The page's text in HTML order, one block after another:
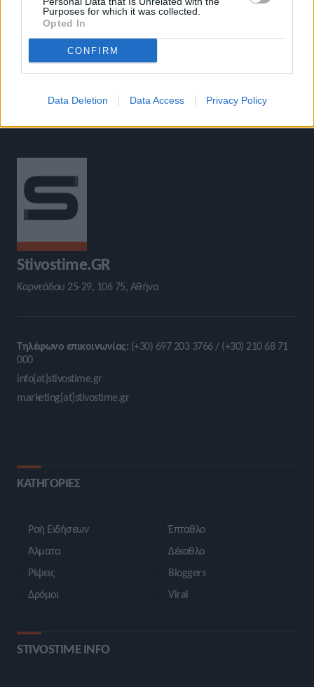
Purposes for which it was collected.
Opted In
CONFIRM
Data Deletion Data Access Privacy Policy
Στίβος: Ειδήσεις από όλο τον
κόσμο (29/5/2022)
Χανιά: Διεθνές μίτινγκ Βενιζέλεια
Stivostime.GR
Καρνεάδου 25-29, 106 75, Αθήνα
Τηλέφωνο επικοινωνίας: (+30) 697 203 3766 / (+30) 210 68 71
000
info[at]stivostime.gr
marketing[at]stivostime.gr
ΚΑΤΗΓΟΡΙΕΣ
Ροή Ειδήσεων
Άλματα
Ρίψεις
Δρόμοι
Έπταθλο
Δέκαθλο
Bloggers
Viral
STIVOSTIME INFO